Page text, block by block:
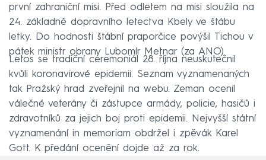
první zahraniční misi. Před odletem na misi sloužila na
24. základně dopravního letectva Kbely ve štábu
letky. Do hodnosti štábní praporčice povýšil Tichou v
pátek ministr obrany Lubomír Metnar (za ANO).
Letos se tradiční ceremoniál 28. října neuskutečnil
kvůli koronavirové epidemii. Seznam vyznamenaných
tak Pražský hrad zveřejnil na webu. Zeman ocenil
válečné veterány či zástupce armády, policie, hasičů i
zdravotníků za jejich boj proti epidemii. Nejvyšší státní
vyznamenání in memoriam obdržel i zpěvák Karel
Gott. K předání ocenění dojde až za rok.